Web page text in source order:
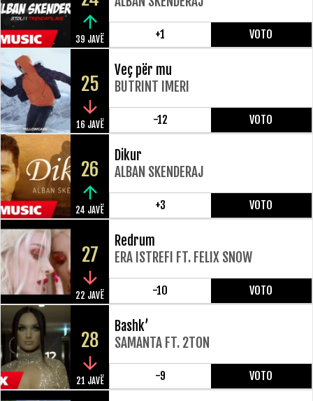
39 JAVË +1 VOTO
25
16 JAVË
Veç për mu
BUTRINT IMERI
-12 VOTO
26
24 JAVË
Dikur
ALBAN SKENDERAJ
+3 VOTO
27
22 JAVË
Redrum
ERA ISTREFI FT. FELIX SNOW
-10 VOTO
28
21 JAVË
Bashk’
SAMANTA FT. 2TON
-9 VOTO